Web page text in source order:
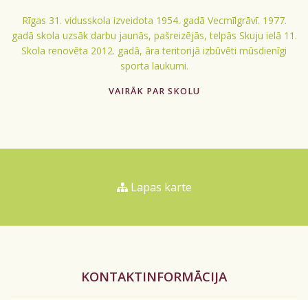
Rīgas 31. vidusskola izveidota 1954. gadā Vecmīlgrāvī. 1977.
gadā skola uzsāk darbu jaunās, pašreizējās, telpās Skuju ielā 11.
Skola renovēta 2012. gadā, āra teritorijā izbūvēti mūsdienīgi
sporta laukumi.
VAIRĀK PAR SKOLU
Lapas karte
KONTAKTINFORMĀCIJA